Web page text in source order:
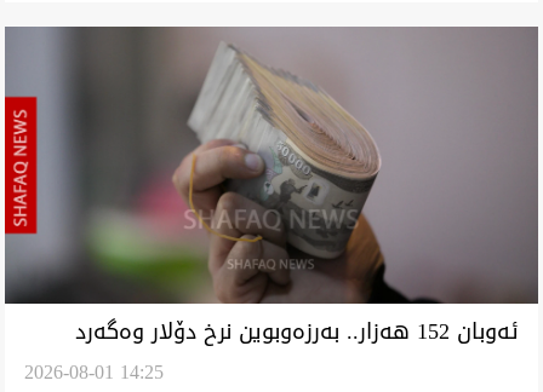
ئەوبان 152 هەزار.. بەرزەوبوین نرخ دۆلار وەگەرد
2026-08-01 14:25